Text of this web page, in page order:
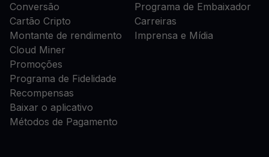
Conversão
Cartão Cripto
Montante de rendimento
Cloud Miner
Promoções
Programa de Fidelidade
Recompensas
Baixar o aplicativo
Métodos de Pagamento
Programa de Embaixador
Carreiras
Imprensa e Mídia